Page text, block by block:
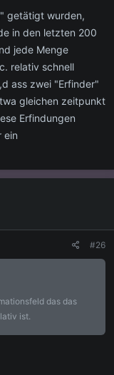
getätigt wurden,
in den letzten 200
jede Menge
relativ schnell
ass zwei "Erfinder"
gleichen zeitpunkt
Erfindungen
ein
#26
das das
ist.